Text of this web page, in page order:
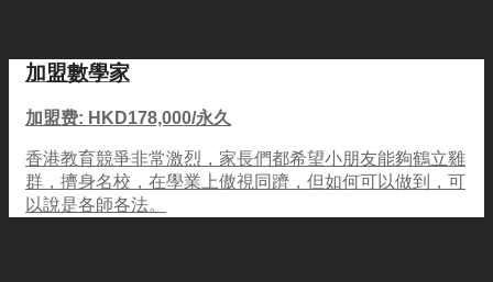
加盟數學家
加盟费: HKD178,000/永久
香港教育競爭非常激烈，家長們都希望小朋友能夠鶴立雞
群，擠身名校，在學業上傲視同躋，但如何可以做到，可
以說是各師各法。